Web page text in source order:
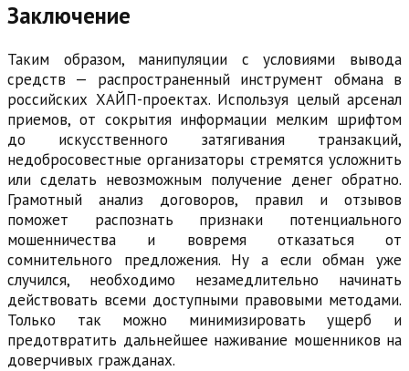
Заключение
Таким образом, манипуляции с условиями вывода
средств — распространенный инструмент обмана в
российских ХАЙП-проектах. Используя целый арсенал
приемов, от сокрытия информации мелким шрифтом
до искусственного затягивания транзакций,
недобросовестные организаторы стремятся усложнить
или сделать невозможным получение денег обратно.
Грамотный анализ договоров, правил и отзывов
поможет распознать признаки потенциального
мошенничества и вовремя отказаться от
сомнительного предложения. Ну а если обман уже
случился, необходимо незамедлительно начинать
действовать всеми доступными правовыми методами.
Только так можно минимизировать ущерб и
предотвратить дальнейшее наживание мошенников на
доверчивых гражданах.